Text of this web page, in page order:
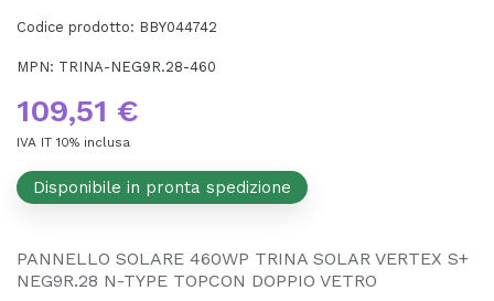
Codice prodotto: BBY044742
MPN: TRINA-NEG9R.28-460
109,51 €
IVA IT 10% inclusa
Disponibile in pronta spedizione
PANNELLO SOLARE 460WP TRINA SOLAR VERTEX S+
NEG9R.28 N-TYPE TOPCON DOPPIO VETRO